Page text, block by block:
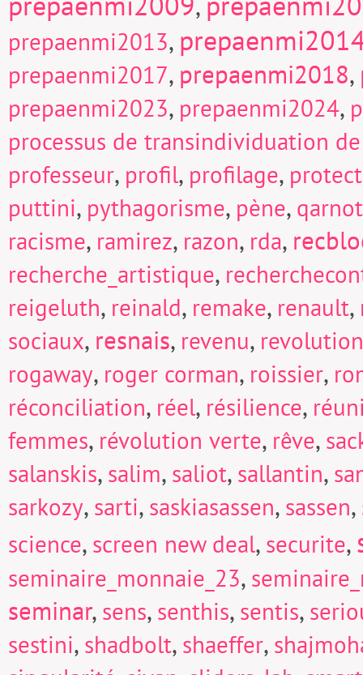
prepaenmi2013,
prepaenmi2017, prepaenmi2018,
prepaenmi2023, prepaenmi2024,
processus de transindividuation
professeur, profil, profilage,
puttini, pythagorisme, pène, qarnot
racisme, ramirez, razon, rda,
recherche_artistique,
reigeluth, reinald, remake, renault,
sociaux, resnais, revenu, revolution
rogaway, roger corman, roissier,
réconciliation, réel, résilience,
femmes, révolution verte, rêve,
salanskis, salim, saliot, sallantin,
sarkozy, sarti, saskiasassen, sassen,
science, screen new deal, securite,
seminaire_monnaie_23,
seminar, sens, senthis, sentis,
sestini, shadbolt, shaeffer,